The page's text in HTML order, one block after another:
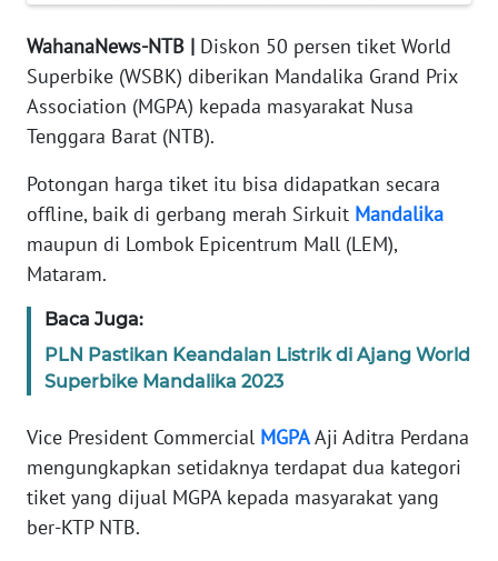
WahanaNews-NTB | Diskon 50 persen tiket World
Superbike (WSBK) diberikan Mandalika Grand Prix
Association (MGPA) kepada masyarakat Nusa
Tenggara Barat (NTB).
Potongan harga tiket itu bisa didapatkan secara
offline, baik di gerbang merah Sirkuit Mandalika
maupun di Lombok Epicentrum Mall (LEM),
Mataram.
Baca Juga:
PLN Pastikan Keandalan Listrik di Ajang World
Superbike Mandalika 2023
Vice President Commercial MGPAAji Aditra Perdana
mengungkapkan setidaknya terdapat dua kategori
tiket yang dijual MGPA kepada masyarakat yang
ber-KTP NTB.
TENTANG
KAMI
PEDOMAN
MEDIA
REDAKSI
KARIR
DISCLAIMER
Wahana
Regional
WN
SUMUT